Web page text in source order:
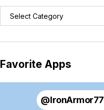
Favorite Apps
@IronArmor77